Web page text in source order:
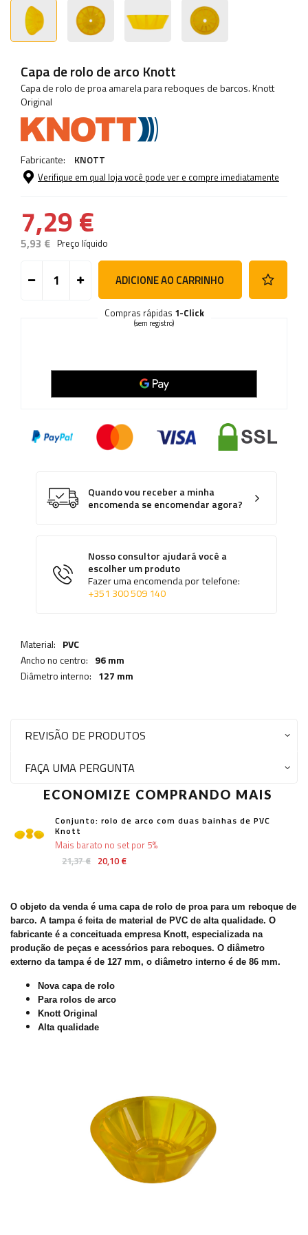
Capa de rolo de arco Knott
Capa de rolo de proa amarela para reboques de barcos. Knott
Original
Fabricante: KNOTT
Verifique em qual loja você pode ver e compre imediatamente
7,29 €
5,93 € Preço líquido
ADICIONE AO CARRINHO
Compras rápidas 1-Click
(sem registro)
Quando vou receber a minha
encomenda se encomendar agora?
Nosso consultor ajudará você a
escolher um produto
Fazer uma encomenda por telefone:
+351 300 509 140
Material: PVC
Ancho no centro: 96 mm
Diâmetro interno: 127 mm
REVISÃO DE PRODUTOS
FAÇA UMA PERGUNTA
ECONOMIZE COMPRANDO MAIS
Conjunto: rolo de arco com duas bainhas de PVC
Knott
21,37 € 20,10 €
Mais barato no set por 5%
O objeto da venda é uma capa de rolo de proa para um reboque de
barco. A tampa é feita de material de PVC de alta qualidade. O
fabricante é a conceituada empresa Knott, especializada na
produção de peças e acessórios para reboques. O diâmetro
externo da tampa é de 127 mm, o diâmetro interno é de 86 mm.
Nova capa de rolo
Para rolos de arco
Knott Original
Alta qualidade